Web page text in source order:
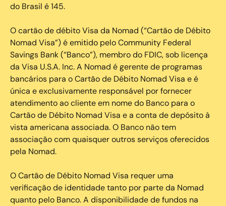
do Brasil é 145.
O cartão de débito Visa da Nomad (“Cartão de Débito
Nomad Visa”) é emitido pelo Community Federal
Savings Bank (“Banco”), membro do FDIC, sob licença
da Visa U.S.A. Inc. A Nomad é gerente de programas
bancários para o Cartão de Débito Nomad Visa e é
única e exclusivamente responsável por fornecer
atendimento ao cliente em nome do Banco para o
Cartão de Débito Nomad Visa e a conta de depósito à
vista americana associada. O Banco não tem
associação com quaisquer outros serviços oferecidos
pela Nomad.
O Cartão de Débito Nomad Visa requer uma
verificação de identidade tanto por parte da Nomad
quanto pelo Banco. A disponibilidade de fundos na